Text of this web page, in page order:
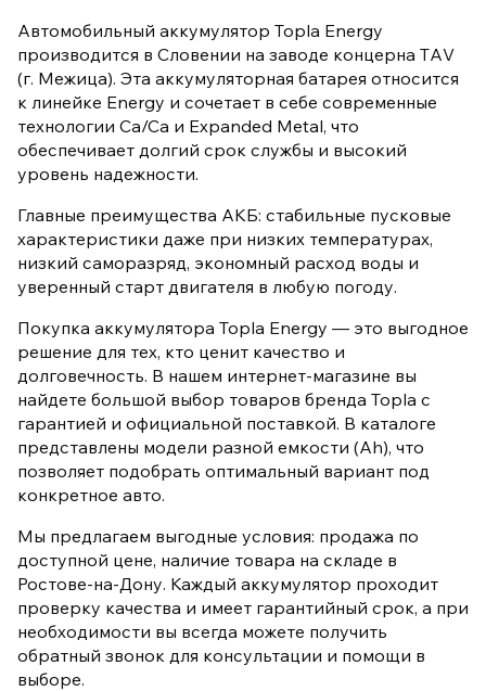
Автомобильный аккумулятор Topla Energy
производится в Словении на заводе концерна TАV
(г. Межица). Эта аккумуляторная батарея относится
к линейке Energy и сочетает в себе современные
технологии Ca/Ca и Expanded Metal, что
обеспечивает долгий срок службы и высокий
уровень надежности.
Главные преимущества АКБ: стабильные пусковые
характеристики даже при низких температурах,
низкий саморазряд, экономный расход воды и
уверенный старт двигателя в любую погоду.
Покупка аккумулятора Topla Energy — это выгодное
решение для тех, кто ценит качество и
долговечность. В нашем интернет-магазине вы
найдете большой выбор товаров бренда Topla с
гарантией и официальной поставкой. В каталоге
представлены модели разной емкости (Ah), что
позволяет подобрать оптимальный вариант под
конкретное авто.
Мы предлагаем выгодные условия: продажа по
доступной цене, наличие товара на складе в
Ростове-на-Дону. Каждый аккумулятор проходит
проверку качества и имеет гарантийный срок, а при
необходимости вы всегда можете получить
обратный звонок для консультации и помощи в
выборе.